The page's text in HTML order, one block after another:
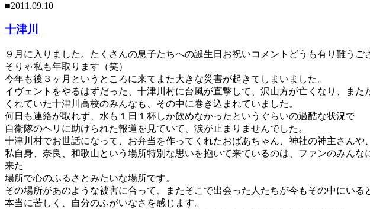
■2011.09.10
十津川
９月に入りました。たくさんの息子たちへの誕生日お祝いコメントどうも有り難う
そりゃ私も年取ります（笑）
今年も後３ヶ月というところに来てまた大きな災害が起きてしまいました。
イヴェントをやるはずだった、十津川村に台風が直撃して、沢山方が亡くなり、ま
くれていた十津川高校のみんなも、その中に巻き込まれていました。
何日も連絡が取れず、水も１日１杯しか飲めなかったというぐらいの過酷な状況で
自衛隊のヘリに助けられた報道を見ていて、涙が止まりませんでした。
十津川村でお世話になって、お弁当を作ってくれたおばあちゃん、神社の神主さん
私自身、奈良、和歌山という場所特別な思いを抱いて来ているのは、ファンのみん
来た
場所で心のふるさとみたいな場所です。
その場所があのような被害に合って、またそこで出会った人たちが今もその中にいる
本当に苦しく、自分のふがいなさを感じます。